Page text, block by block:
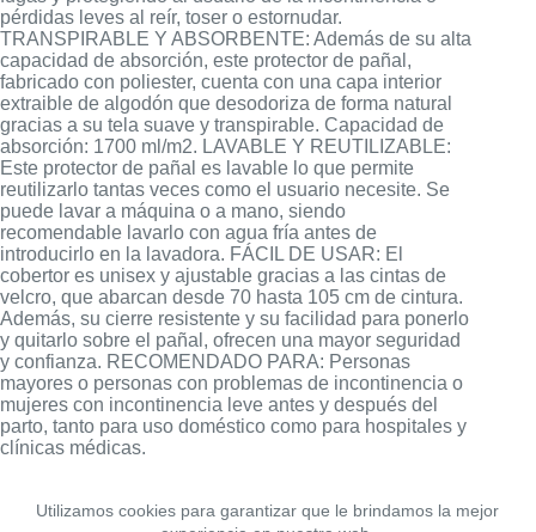
Utilizamos cookies para garantizar que le brindamos la mejor
pérdidas leves al reír, toser o estornudar.
TRANSPIRABLE Y ABSORBENTE: Además de su alta
capacidad de absorción, este protector de pañal,
fabricado con poliester, cuenta con una capa interior
extraible de algodón que desodoriza de forma natural
gracias a su tela suave y transpirable. Capacidad de
absorción: 1700 ml/m2. LAVABLE Y REUTILIZABLE:
Este protector de pañal es lavable lo que permite
reutilizarlo tantas veces como el usuario necesite. Se
puede lavar a máquina o a mano, siendo
recomendable lavarlo con agua fría antes de
introducirlo en la lavadora. FÁCIL DE USAR: El
cobertor es unisex y ajustable gracias a las cintas de
velcro, que abarcan desde 70 hasta 105 cm de cintura.
Además, su cierre resistente y su facilidad para ponerlo
y quitarlo sobre el pañal, ofrecen una mayor seguridad
y confianza. RECOMENDADO PARA: Personas
mayores o personas con problemas de incontinencia o
mujeres con incontinencia leve antes y después del
parto, tanto para uso doméstico como para hospitales y
clínicas médicas.